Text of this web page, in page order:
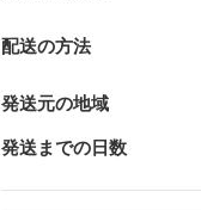
配送の方法
発送元の地域
発送までの日数